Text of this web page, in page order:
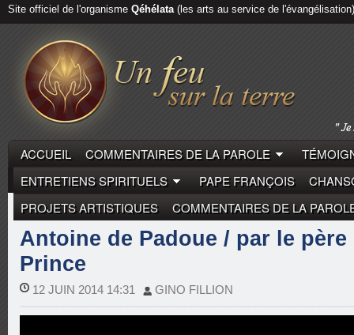
Site officiel de l'organisme Qéhélata(les arts au service de l'évangélisation)
ACCUEIL COMMENTAIRES DE LA PAROLE
ENTRETIENS SPIRITUELS
PAPE FRANÇOIS
PROJETS ARTISTIQUES
COMMENTAIRES DE LA
BIOGRAPHIES MYSTIQUES
Antoine de Padoue / par le
Prince
12 JUIN 2014 14:31 GINO FILLION